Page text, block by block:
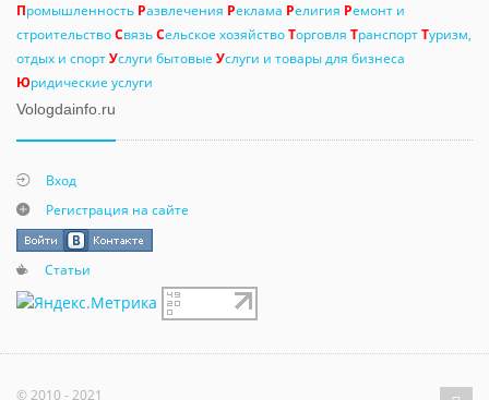
Промышленность Развлечения Реклама Религия Ремонт и
строительствоСвязьСельское хозяйствоТорговля ТранспортТуризм,
отдых и спортУслуги бытовые Услуги и товары для бизнеса
Юридические услуги
Vologdainfo.ru
Вход
Регистрация на сайте
Статьи
© 2010 - 2021